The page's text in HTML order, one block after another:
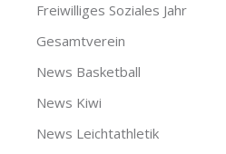
Freiwilliges Soziales Jahr
Gesamtverein
News Basketball
News Kiwi
News Leichtathletik